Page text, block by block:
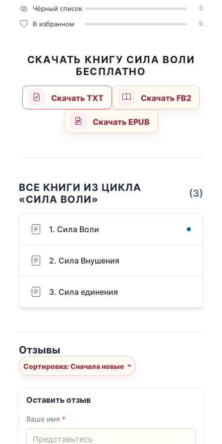
Чёрный список 0
В избранном 0
СКАЧАТЬ КНИГУ СИЛА ВОЛИ
БЕСПЛАТНО
Скачать TXT Скачать FB2
Скачать EPUB
ВСЕ КНИГИ ИЗ ЦИКЛА
«СИЛА ВОЛИ»
(3)
1. Сила Воли
2. Сила Внушения
3. Сила единения
Отзывы
Сортировка: Сначала новые
Оставить отзыв
Ваше имя *